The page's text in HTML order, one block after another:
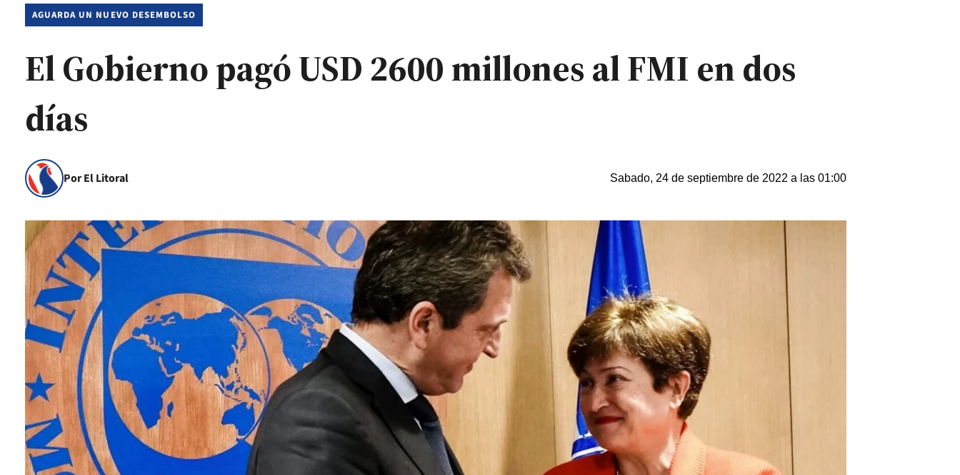
AGUARDA UN NUEVO DESEMBOLSO
El Gobierno pagó USD 2600 millones al FMI en dos
días
Por El Litoral Sabado, 24 de septiembre de 2022 a las 01:00